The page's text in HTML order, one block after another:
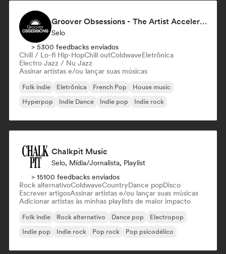
Groover Obsessions - The Artist Accelerator
Selo
> 5300 feedbacks enviados
Chill / Lo-fi Hip-HopChill outColdwaveEletrônica
Electro Jazz / Nu Jazz
Assinar artistas e/ou lançar suas músicas
Folk indie Eletrônica French Pop
House music
Hyperpop
Indie Dance Indie pop Indie rock
Chalkpit Music
Selo, Mídia/Jornalista, Playlist
> 15100 feedbacks enviados
Rock alternativoColdwaveCountryDance popDisco
Escrever artigosAssinar artistas e/ou lançar suas músicas
Adicionar artistas às minhas playlists de maior impacto
Folk indie Rock alternativo Dance pop
Electropop
Indie pop
Indie rock Pop rock Pop psicodélico